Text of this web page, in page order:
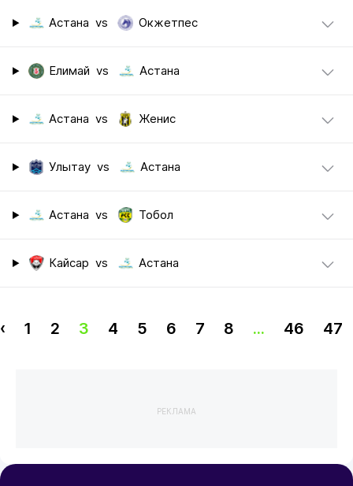
Астана vs Окжетпес
Елимай vs Астана
Астана vs Женис
Улытау vs Астана
Астана vs Тобол
Кайсар vs Астана
‹ 1 2 3 4 5 6 7 8 ... 46 47
РЕКЛАМА